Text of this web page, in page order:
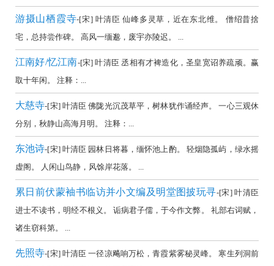
有
集
锦）-
古
诗
词
大
全
游摄山栖霞寺-[宋] 叶清臣 仙峰多灵草，近在东北维。 僧绍昔捨
宅，总持尝作碑。 高风一缅邈，废宇亦陵迟。 ...
江南好/忆江南-[宋] 叶清臣 丞相有才裨造化，圣皇宽诏养疏顽。赢
取十年闲。 注释：...
大慈寺-[宋] 叶清臣 佛陇光沉茂草平，树林犹作诵经声。 一心三观休
分别，秋静山高海月明。 注释：...
东池诗-[宋] 叶清臣 园林日将暮，缅怀池上酌。 轻烟隐孤屿，绿水摇
虚阁。 人闲山鸟静，风馀岸花落。 ...
累日前伏蒙袖书临访并小文编及明堂图披玩寻-[宋] 叶清臣
进士不读书，明经不根义。 诟病君子儒，于今作文弊。 礼部右词赋，
诸生窃科第。 ...
先照寺-[宋] 叶清臣 一径凉飚响万松，青霞紫雾秘灵峰。 寒生列洞前